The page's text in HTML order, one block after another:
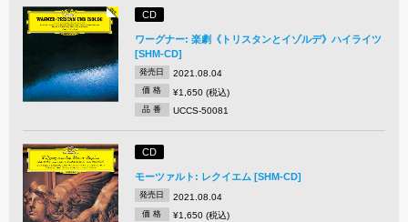
CD
ワーグナー: 楽劇《トリスタンとイゾルデ》ハイライツ
[SHM-CD]
発売日 2021.08.04
価 格 ¥1,650 (税込)
品 番 UCCS-50081
CD
モーツァルト: レクイエム [SHM-CD]
発売日 2021.08.04
価 格 ¥1,650 (税込)